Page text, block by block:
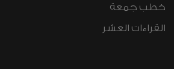
خطب جمعة
القراءات العشر